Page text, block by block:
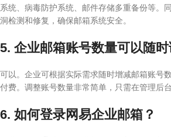
系统、病毒防护系统、邮件存储多重备份等。
洞检测和修复，确保邮箱系统安全。
5. 企业邮箱账号数量可以随时
可以。企业可根据实际需求随时增减邮箱账号
付费。调整账号数量非常简单，只需在管理后
6. 如何登录网易企业邮箱？